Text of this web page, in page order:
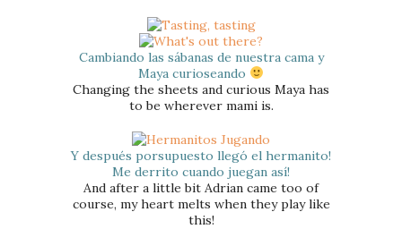
Cambiando las sábanas de nuestra cama y
Maya curioseando
Changing the sheets and curious Maya has
to be wherever mami is.
Y después porsupuesto llegó el hermanito!
Me derrito cuando juegan así!
And after a little bit Adrian came too of
course, my heart melts when they play like
this!